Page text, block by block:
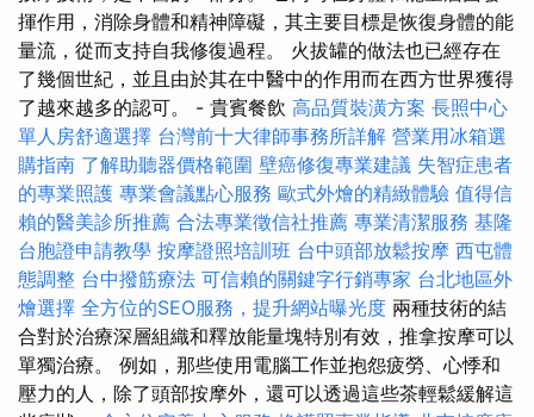
揮作用，消除身體和精神障礙，其主要目標是恢復身體的能
量流，從而支持自我修復過程。 火拔罐的做法也已經存在
了幾個世紀，並且由於其在中醫中的作用而在西方世界獲得
了越來越多的認可。 - 貴賓餐飲 高品質裝潢方案 長照中心
單人房舒適選擇 台灣前十大律師事務所詳解 營業用冰箱選
購指南 了解助聽器價格範圍 壁癌修復專業建議 失智症患者
的專業照護 專業會議點心服務 歐式外燴的精緻體驗 值得信
賴的醫美診所推薦 合法專業徵信社推薦 專業清潔服務 基隆
台胞證申請教學 按摩證照培訓班 台中頭部放鬆按摩 西屯體
態調整 台中撥筋療法 可信賴的關鍵字行銷專家 台北地區外
燴選擇 全方位的SEO服務，提升網站曝光度 兩種技術的結
合對於治療深層組織和釋放能量塊特別有效，推拿按摩可以
單獨治療。 例如，那些使用電腦工作並抱怨疲勞、心悸和
壓力的人，除了頭部按摩外，還可以透過這些茶輕鬆緩解這